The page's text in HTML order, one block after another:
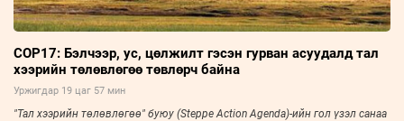
COP17: Бэлчээр, ус, цөлжилт гэсэн гурван асуудалд тал
хээрийн төлөвлөгөө төвлөрч байна
Уржигдар 19 цаг 57 мин
"Тал хээрийн төлөвлөгөө" буюу (Steppe Action Agenda)-ийн гол үзэл санаа